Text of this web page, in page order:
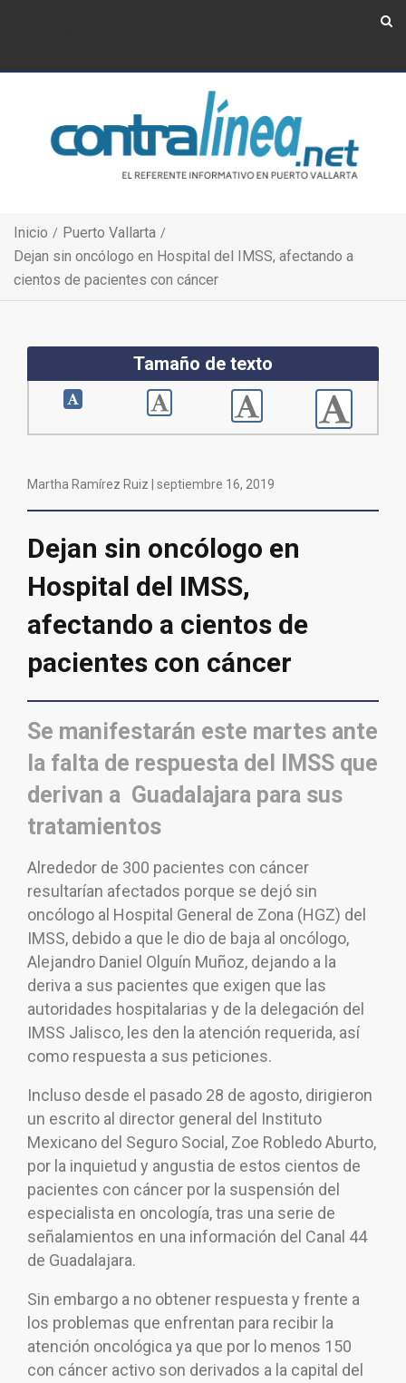
Inicio
Puerto Vallarta
Dejan sin oncólogo en Hospital del IMSS, afectando a
cientos de pacientes con cáncer
Tamaño de texto
Martha Ramírez Ruiz | septiembre 16, 2019
Dejan sin oncólogo en
Hospital del IMSS,
afectando a cientos de
pacientes con cáncer
Se manifestarán este martes ante
la falta de respuesta del IMSS que
derivan a Guadalajara para sus
tratamientos
Alrededor de 300 pacientes con cáncer
resultarían afectados porque se dejó sin
oncólogo al Hospital General de Zona (HGZ) del
IMSS, debido a que le dio de baja al oncólogo,
Alejandro Daniel Olguín Muñoz, dejando a la
deriva a sus pacientes que exigen que las
autoridades hospitalarias y de la delegación del
IMSS Jalisco, les den la atención requerida, así
como respuesta a sus peticiones.
Incluso desde el pasado 28 de agosto, dirigieron
un escrito al director general del Instituto
Mexicano del Seguro Social, Zoe Robledo Aburto,
por la inquietud y angustia de estos cientos de
pacientes con cáncer por la suspensión del
especialista en oncología, tras una serie de
señalamientos en una información del Canal 44
de Guadalajara.
Sin embargo a no obtener respuesta y frente a
los problemas que enfrentan para recibir la
atención oncológica ya que por lo menos 150
con cáncer activo son derivados a la capital del